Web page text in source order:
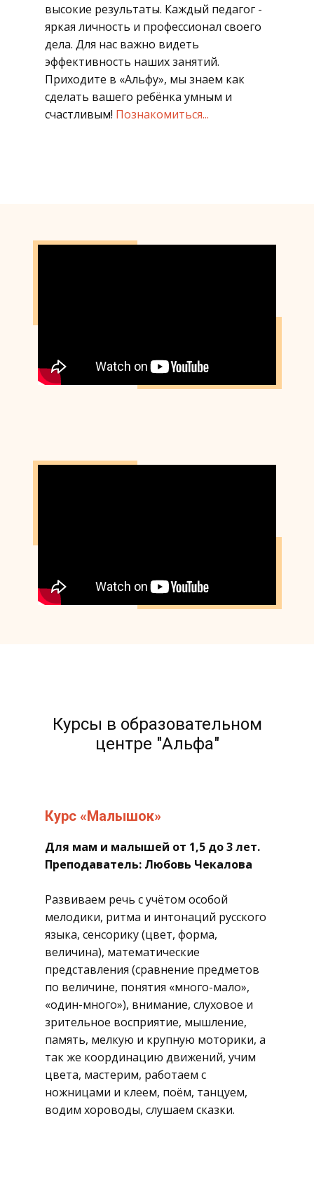
высокие результаты. Каждый педагог -
яркая личность и профессионал своего
дела. Для нас важно видеть
эффективность наших занятий.
Приходите в «Альфу», мы знаем как
сделать вашего ребёнка умным и
счастливым! Познакомиться...
​Курсы в образовательном
центре "Альфа"
​Курс «Малышок»
​Для мам и малышей от 1,5 до 3 лет.
Преподаватель: Любовь Чекалова
Развиваем речь с учётом особой
мелодики, ритма и интонаций русского
языка, сенсорику (цвет, форма,
величина), математические
представления (сравнение предметов
по величине, понятия «много-мало»,
«один-много»), внимание, слуховое и
зрительное восприятие, мышление,
память, мелкую и крупную моторики, а
так же координацию движений, учим
цвета, мастерим, работаем с
ножницами и клеем, поём, танцуем,
водим хороводы, слушаем сказки.